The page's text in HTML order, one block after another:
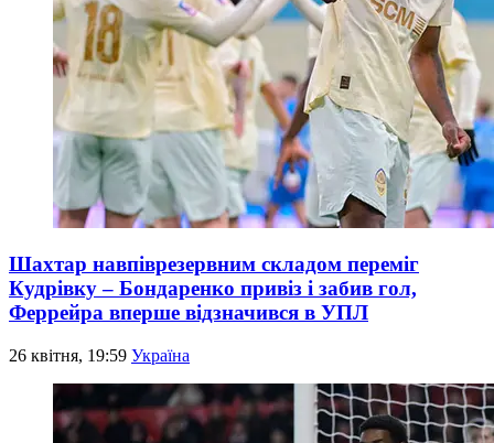
Шахтар навпіврезервним складом переміг
Кудрівку – Бондаренко привіз і забив гол,
Феррейра вперше відзначився в УПЛ
26 квітня, 19:59 Україна